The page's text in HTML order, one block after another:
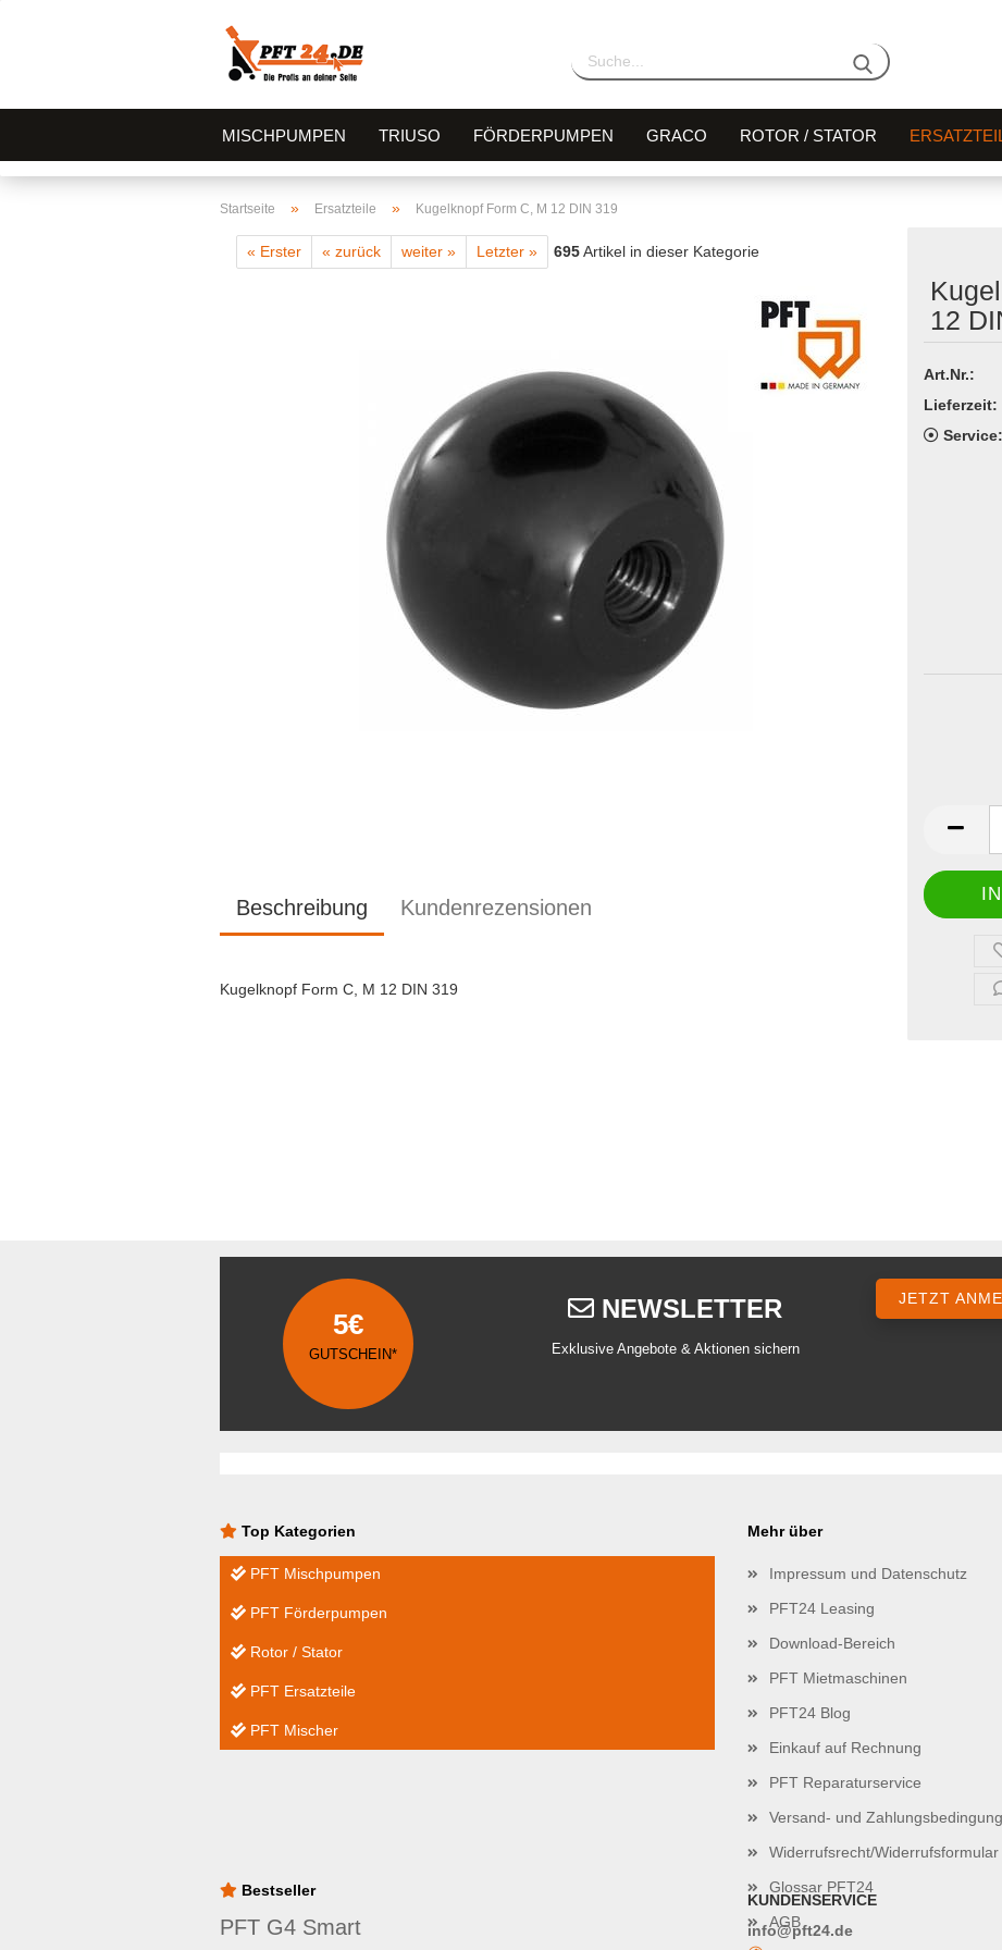
MISCHPUMPEN TRIUSO FÖRDERPUMPEN GRACO ROTOR / STATOR
Startseite » Ersatzteile » Kugelknopf Form C, M 12 DIN 319
« Erster « zurück weiter » Letzter » 695Artikel in dieser Kategorie
12
Art.Nr.:
Lieferzeit:
Service:
Beschreibung Kundenrezensionen
Kugelknopf Form C, M 12 DIN 319
5€
GUTSCHEIN*
NEWSLETTER
Exklusive Angebote & Aktionen sichern
JETZT
Top Kategorien
PFT Mischpumpen
PFT Förderpumpen
Rotor / Stator
PFT Ersatzteile
PFT Mischer
Mehr über
Impressum und Datenschutz
PFT24 Leasing
Download-Bereich
PFT Mietmaschinen
PFT24 Blog
Einkauf auf Rechnung
PFT Reparaturservice
Versand- und
Widerrufsrecht/Widerrufsformular
Glossar PFT24
AGB
Bestseller
PFT G4 Smart
KUNDENSERVICE
info@pft24.de